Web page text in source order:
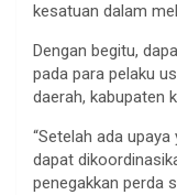
kesatuan dalam
Dengan begitu,
pada para pelaku
daerah, kabupaten
“Setelah ada
dapat
penegakkan perda